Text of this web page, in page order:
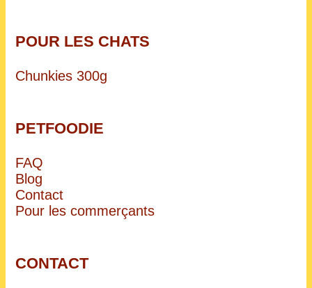
POUR LES CHATS
Chunkies 300g
PETFOODIE
FAQ
Blog
Contact
Pour les commerçants
CONTACT